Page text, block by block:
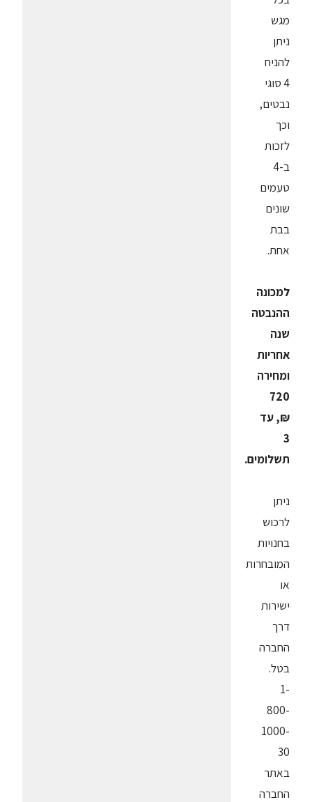
מגש
ניתן
להניח
4 סוגי
נבטים,
וכך
לזכות
ב-4
טעמים
שונים
בבת
אחת.
למכונה
ההנבטה
שנה
אחריות
ומחירה
720
₪, עד
3
תשלומים.
ניתן
לרכוש
בחנויות
המובחרות
או
ישירות
דרך
החברה
בטל.
1-
800-
1000-
30
באתר
החברה